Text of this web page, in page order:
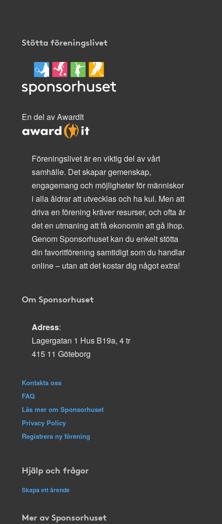
Stötta föreningslivet
En del av AwardIt
Föreningslivet är en viktig del av vårt
samhälle. Det skapar gemenskap,
engagemang och möjligheter för människor
i alla åldrar att utvecklas och ha kul. Men att
driva en förening kräver resurser, och ofta är
det en utmaning att få ekonomin att gå ihop.
Genom Sponsorhuset kan du enkelt stötta
din favoritförening samtidigt som du handlar
online – utan att det kostar dig något extra!
Om Sponsorhuset
Adress:
Lagergatan 1 Hus B19a, 4 tr
415 11 Göteborg
Kontakta oss
FAQ
Läs mer om Sponsorhuset
Privacy Policy
Registrera ny förening
Hjälp och frågor
Skapa ett ärende
Mer av Sponsorhuset